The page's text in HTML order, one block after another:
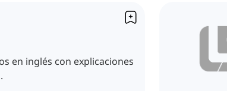
en inglés con explicaciones